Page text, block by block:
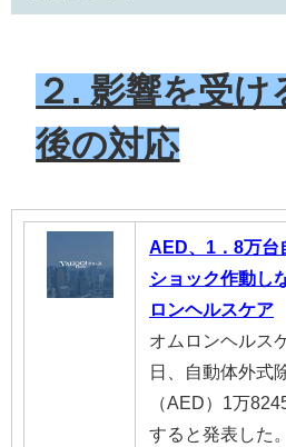
２. 影響を受け
後の対応
AED、1．8万
ショック作動し
ロンヘルスケア
オムロンヘルス
日、自動体外式
（AED）1万
すると発表し